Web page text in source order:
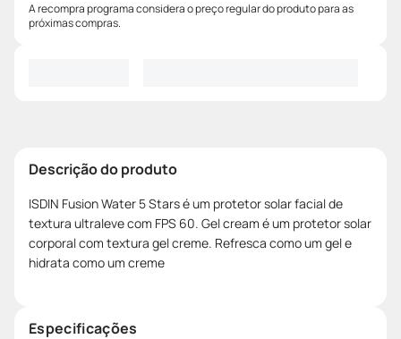
A recompra programa considera o preço regular do produto para as
próximas compras.
Descrição do produto
ISDIN Fusion Water 5 Stars é um protetor solar facial de
textura ultraleve com FPS 60. Gel cream é um protetor solar
corporal com textura gel creme. Refresca como um gel e
hidrata como um creme
Especificações